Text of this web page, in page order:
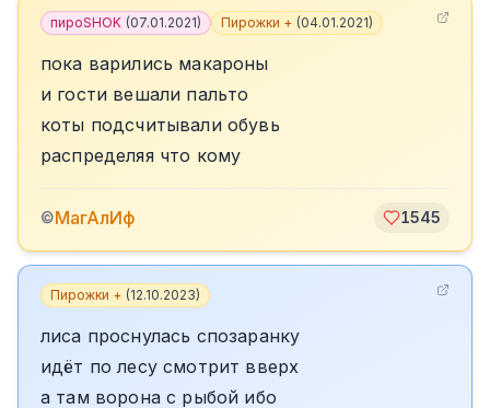
пироSHOK (07.01.2021) Пирожки + (04.01.2021)
пока варились макароны
и гости вешали пальто
коты подсчитывали обувь
распределяя что кому
©МагАлИф 1545
Пирожки + (12.10.2023)
лиса проснулась спозаранку
идёт по лесу смотрит вверх
а там ворона с рыбой ибо